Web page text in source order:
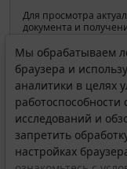
Для просмотра
документа и
изменениях и
документа,
Интернет-версии
Мы обрабатываем
браузера и
аналитики в целях
работоспособности
исследований и
запретить
настройках